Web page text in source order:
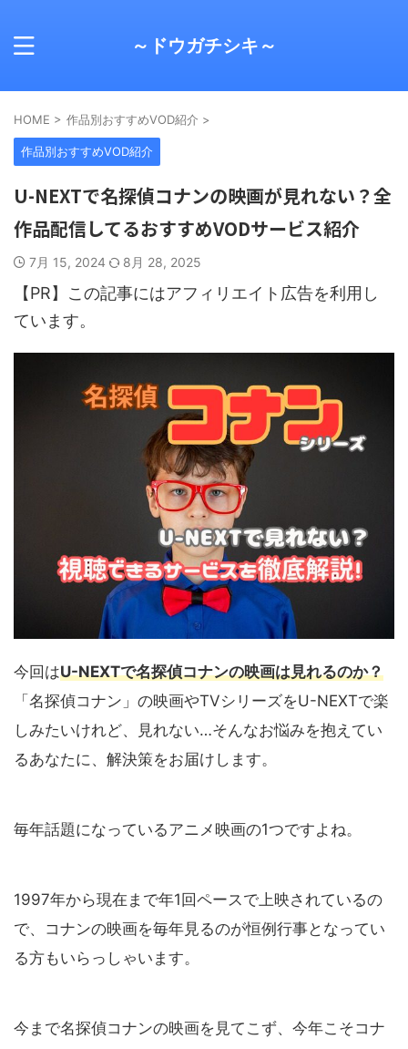
～ドウガチシキ～
HOME > 作品別おすすめVOD紹介 >
作品別おすすめVOD紹介
U-NEXTで名探偵コナンの映画が見れない？全
作品配信してるおすすめVODサービス紹介
7月 15, 2024 8月 28, 2025
【PR】この記事にはアフィリエイト広告を利用し
ています。
今回はU-NEXTで名探偵コナンの映画は見れるのか？
「名探偵コナン」の映画やTVシリーズをU-NEXTで楽
しみたいけれど、見れない…そんなお悩みを抱えてい
るあなたに、解決策をお届けします。
毎年話題になっているアニメ映画の1つですよね。
1997年から現在まで年1回ペースで上映されているの
で、コナンの映画を毎年見るのが恒例行事となってい
る方もいらっしゃいます。
今まで名探偵コナンの映画を見てこず、今年こそコナ